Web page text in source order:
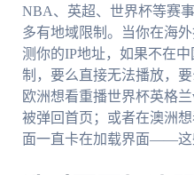
NBA、英超、世界杯等赛
多有地域限制。当你在海
测你的IP地址，如果不在
制，要么直接无法播放，
欧洲想看重播世界杯英格
被弹回首页；或者在澳洲
面一直卡在加载界面——这